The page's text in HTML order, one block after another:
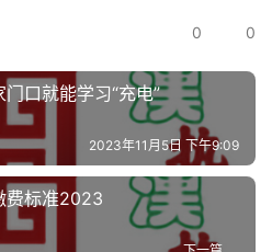
0 0
口就能学习“充电”
2023年11月5日 下午9:09
费标准2023